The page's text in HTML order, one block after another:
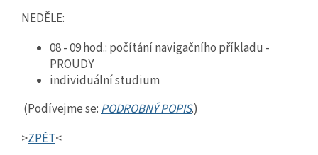
NEDĚLE:
08 - 09 hod.: počítání navigačního příkladu -
PROUDY
individuální studium
(Podívejme se:PODROBNÝ POPIS.)
>ZPĚT<